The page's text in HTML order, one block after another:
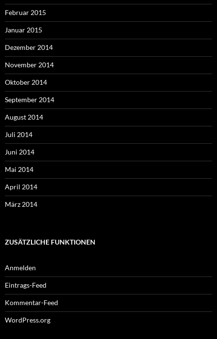
Februar 2015
Januar 2015
Dezember 2014
November 2014
Oktober 2014
September 2014
August 2014
Juli 2014
Juni 2014
Mai 2014
April 2014
März 2014
ZUSÄTZLICHE FUNKTIONEN
Anmelden
Eintrags-Feed
Kommentar-Feed
WordPress.org